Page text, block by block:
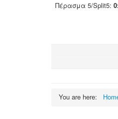
Πέρασμα 5/Split5:
You are here: